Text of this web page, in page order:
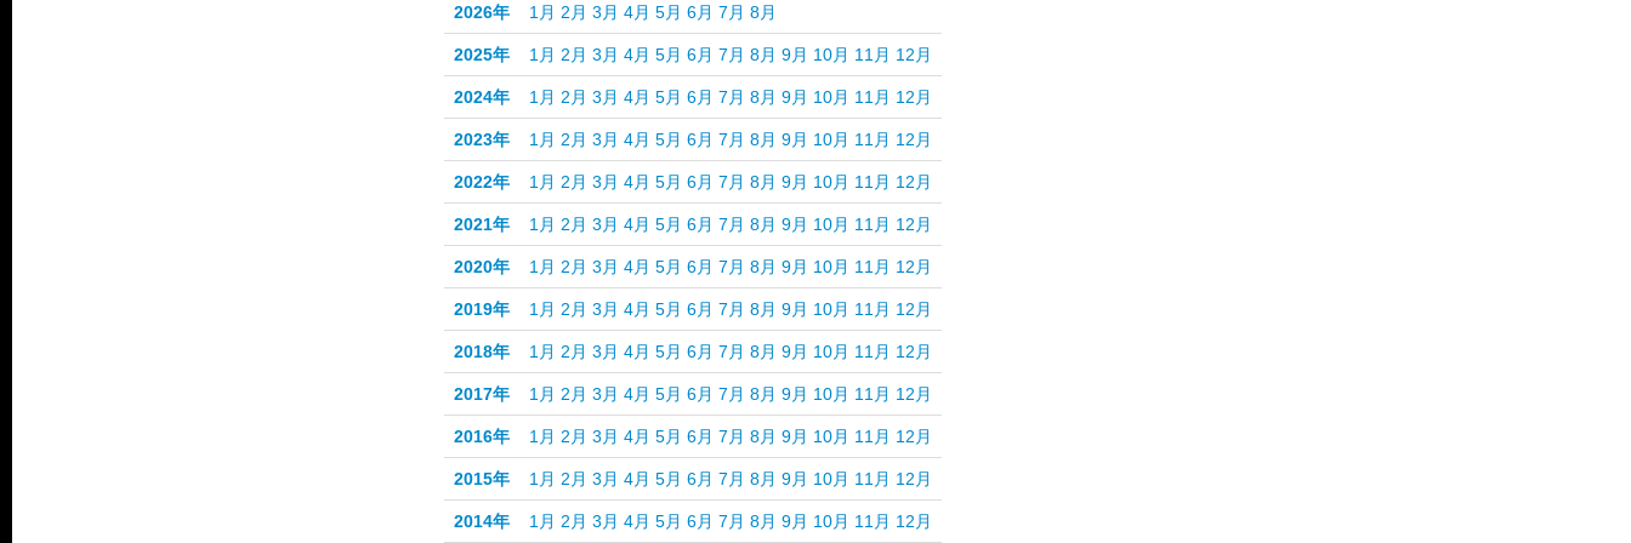
2026年 1月 2月 3月 4月 5月 6月 7月 8月
2025年 1月 2月 3月 4月 5月 6月 7月 8月 9月 10月 11月 12月
2024年 1月 2月 3月 4月 5月 6月 7月 8月 9月 10月 11月 12月
2023年 1月 2月 3月 4月 5月 6月 7月 8月 9月 10月 11月 12月
2022年 1月 2月 3月 4月 5月 6月 7月 8月 9月 10月 11月 12月
2021年 1月 2月 3月 4月 5月 6月 7月 8月 9月 10月 11月 12月
2020年 1月 2月 3月 4月 5月 6月 7月 8月 9月 10月 11月 12月
2019年 1月 2月 3月 4月 5月 6月 7月 8月 9月 10月 11月 12月
2018年 1月 2月 3月 4月 5月 6月 7月 8月 9月 10月 11月 12月
2017年 1月 2月 3月 4月 5月 6月 7月 8月 9月 10月 11月 12月
2016年 1月 2月 3月 4月 5月 6月 7月 8月 9月 10月 11月 12月
2015年 1月 2月 3月 4月 5月 6月 7月 8月 9月 10月 11月 12月
2014年 1月 2月 3月 4月 5月 6月 7月 8月 9月 10月 11月 12月